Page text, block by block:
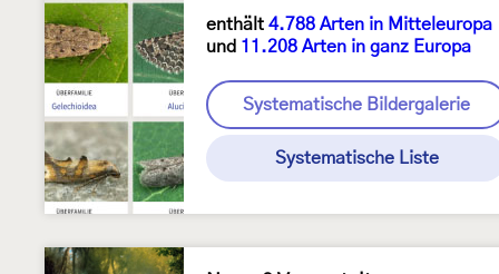
enthält 4.788 Arten in Mitteleuropa
und 11.208 Arten in ganz Europa
Systematische Bildergalerie
Systematische Liste